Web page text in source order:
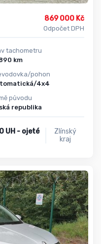
869 000 Kč
Odpočet DPH
tachometru
15 890 km
pohon
4x4
původu
republika
UH - ojeté
Zlínský
kraj